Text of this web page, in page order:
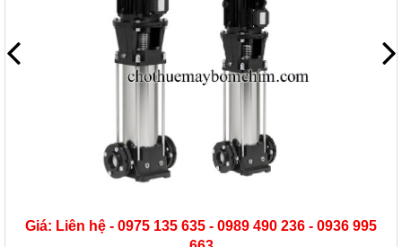
hệ - 0975 135 635 - 0989 490 236 - 0936 995